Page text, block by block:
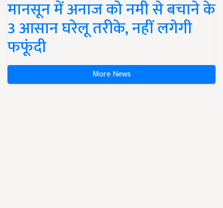
मानसून में अनाज को नमी से बचाने के
3 आसान घरेलू तरीके, नहीं लगेगी
फफूंदी
More News